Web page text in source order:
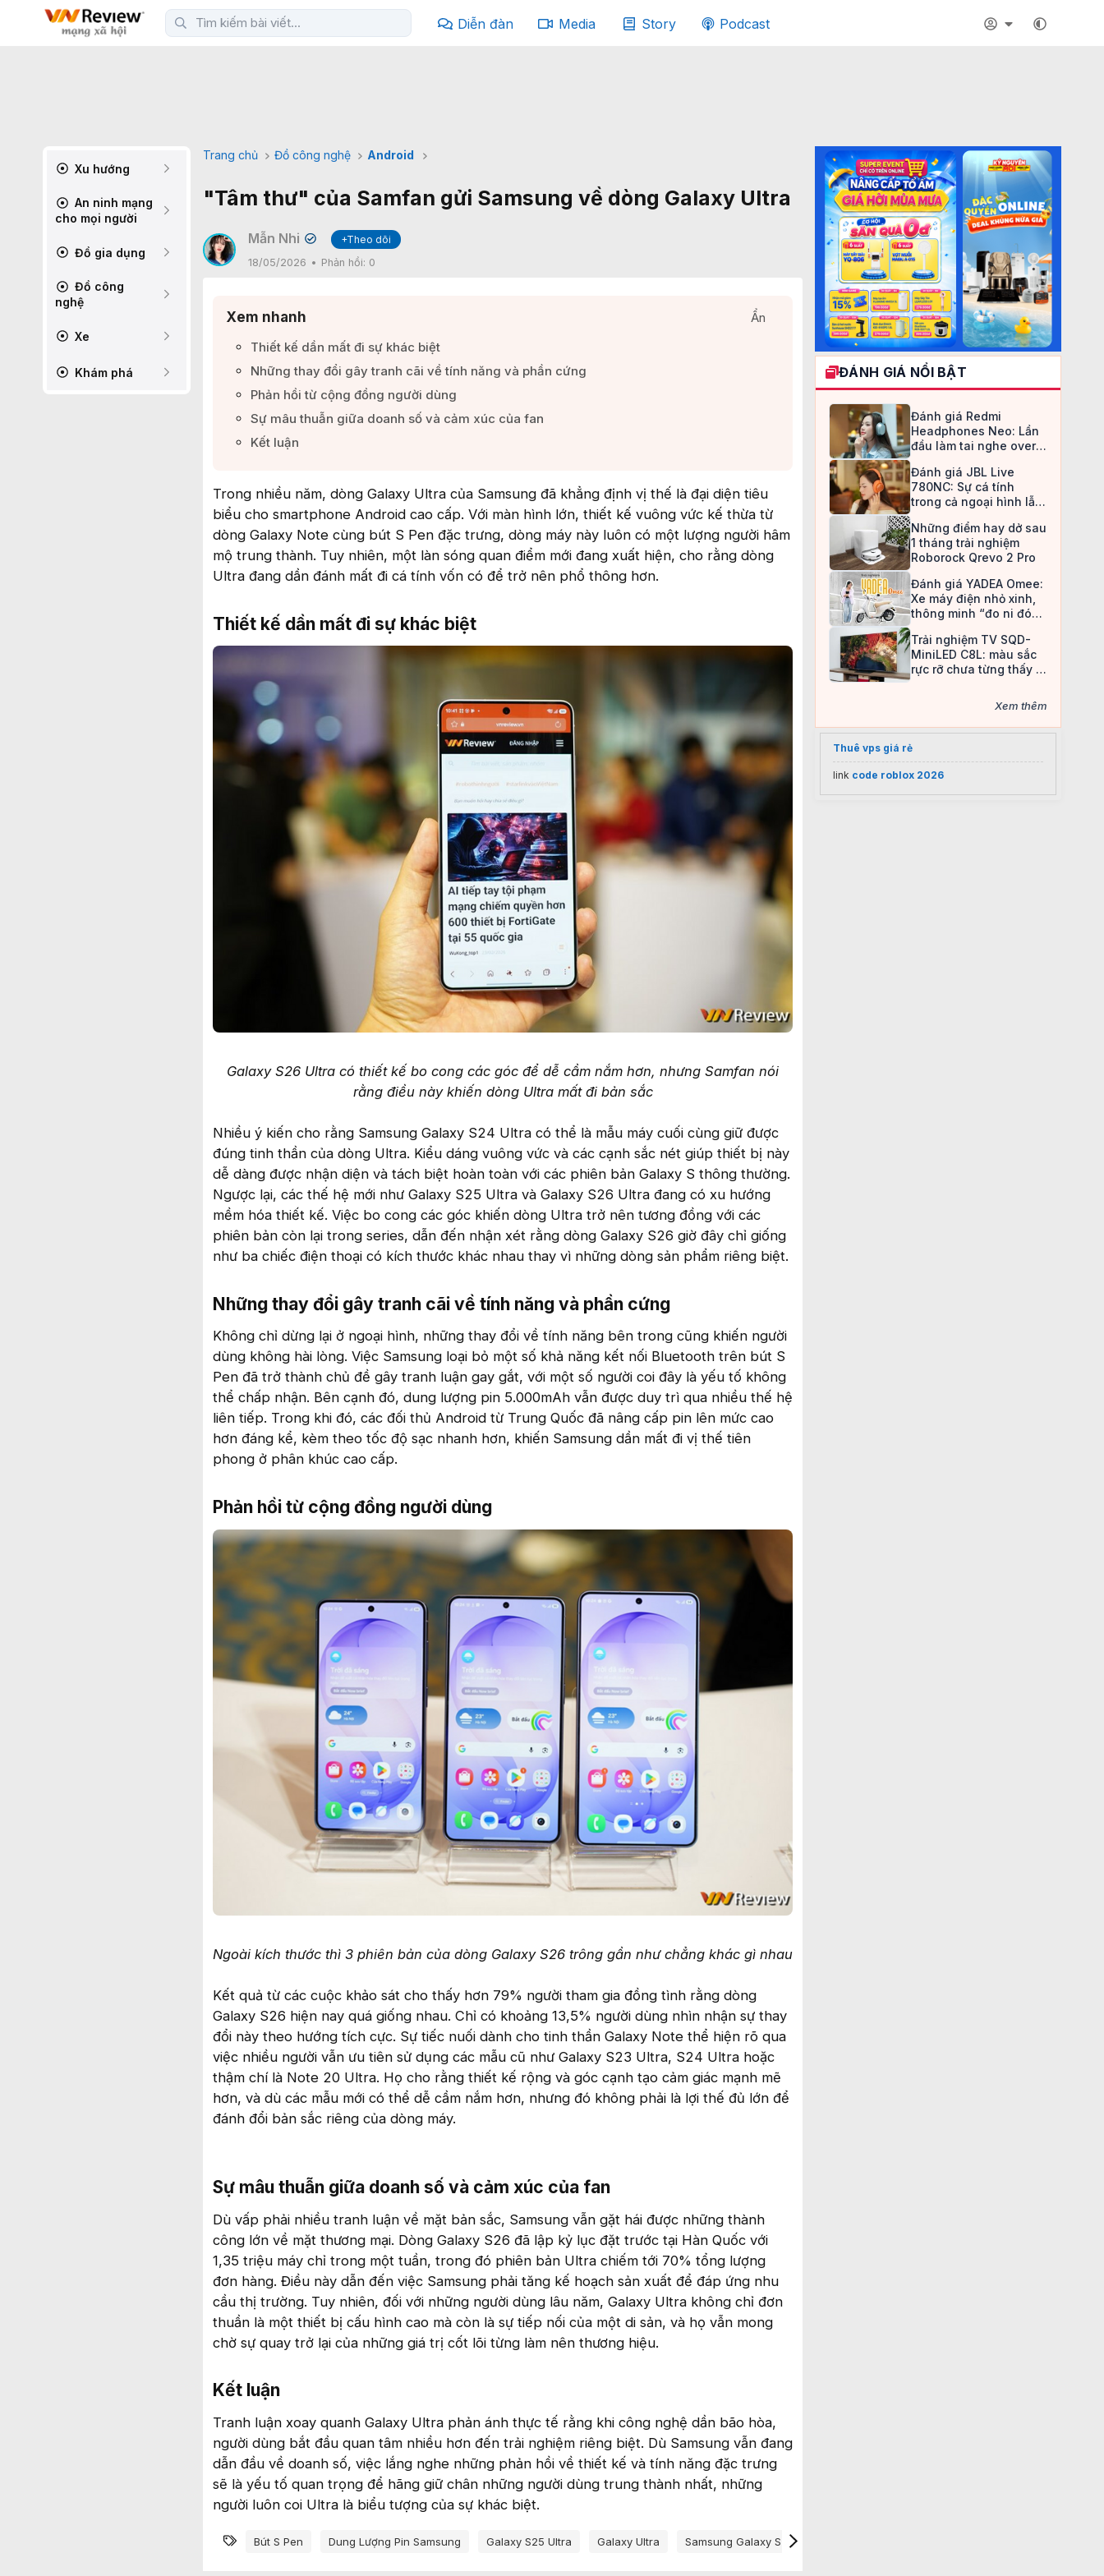
Diễn đàn Media Story Podcast
Xu hướng
An ninh mạng
cho mọi người
Đồ gia dụng
Đồ công
nghệ
Xe
Khám phá
Trang chủ Đồ công nghệ Android
"Tâm thư" của Samfan gửi Samsung về dòng Galaxy Ultra
Mẫn Nhi ✔
+Theo dõi
18/05/2026
Phản hồi: 0
Xem nhanh
Ẩn
Thiết kế dần mất đi sự khác biệt​
Những thay đổi gây tranh cãi về tính năng và phần cứng​
Phản hồi từ cộng đồng người dùng​
Sự mâu thuẫn giữa doanh số và cảm xúc của fan​
Kết luận​
Trong nhiều năm, dòng Galaxy Ultra của Samsung đã khẳng định vị thế là đại diện tiêu
biểu cho smartphone Android cao cấp. Với màn hình lớn, thiết kế vuông vức kế thừa từ
dòng Galaxy Note cùng bút S Pen đặc trưng, dòng máy này luôn có một lượng người hâm
mộ trung thành. Tuy nhiên, một làn sóng quan điểm mới đang xuất hiện, cho rằng dòng
Ultra đang dần đánh mất đi cá tính vốn có để trở nên phổ thông hơn.
Thiết kế dần mất đi sự khác biệt​
Galaxy S26 Ultra có thiết kế bo cong các góc để dễ cầm nắm hơn, nhưng Samfan nói
rằng điều này khiến dòng Ultra mất đi bản sắc
Nhiều ý kiến cho rằng Samsung Galaxy S24 Ultra có thể là mẫu máy cuối cùng giữ được
đúng tinh thần của dòng Ultra. Kiểu dáng vuông vức và các cạnh sắc nét giúp thiết bị này
dễ dàng được nhận diện và tách biệt hoàn toàn với các phiên bản Galaxy S thông thường.
Ngược lại, các thế hệ mới như Galaxy S25 Ultra và Galaxy S26 Ultra đang có xu hướng
mềm hóa thiết kế. Việc bo cong các góc khiến dòng Ultra trở nên tương đồng với các
phiên bản còn lại trong series, dẫn đến nhận xét rằng dòng Galaxy S26 giờ đây chỉ giống
như ba chiếc điện thoại có kích thước khác nhau thay vì những dòng sản phẩm riêng biệt.
Những thay đổi gây tranh cãi về tính năng và phần cứng​
Không chỉ dừng lại ở ngoại hình, những thay đổi về tính năng bên trong cũng khiến người
dùng không hài lòng. Việc Samsung loại bỏ một số khả năng kết nối Bluetooth trên bút S
Pen đã trở thành chủ đề gây tranh luận gay gắt, với một số người coi đây là yếu tố không
thể chấp nhận. Bên cạnh đó, dung lượng pin 5.000mAh vẫn được duy trì qua nhiều thế hệ
liên tiếp. Trong khi đó, các đối thủ Android từ Trung Quốc đã nâng cấp pin lên mức cao
hơn đáng kể, kèm theo tốc độ sạc nhanh hơn, khiến Samsung dần mất đi vị thế tiên
phong ở phân khúc cao cấp.
Phản hồi từ cộng đồng người dùng​
Ngoài kích thước thì 3 phiên bản của dòng Galaxy S26 trông gần như chẳng khác gì nhau
Kết quả từ các cuộc khảo sát cho thấy hơn 79% người tham gia đồng tình rằng dòng
Galaxy S26 hiện nay quá giống nhau. Chỉ có khoảng 13,5% người dùng nhìn nhận sự thay
đổi này theo hướng tích cực. Sự tiếc nuối dành cho tinh thần Galaxy Note thể hiện rõ qua
việc nhiều người vẫn ưu tiên sử dụng các mẫu cũ như Galaxy S23 Ultra, S24 Ultra hoặc
thậm chí là Note 20 Ultra. Họ cho rằng thiết kế rộng và góc cạnh tạo cảm giác mạnh mẽ
hơn, và dù các mẫu mới có thể dễ cầm nắm hơn, nhưng đó không phải là lợi thế đủ lớn để
đánh đổi bản sắc riêng của dòng máy.
Sự mâu thuẫn giữa doanh số và cảm xúc của fan​
Dù vấp phải nhiều tranh luận về mặt bản sắc, Samsung vẫn gặt hái được những thành
công lớn về mặt thương mại. Dòng Galaxy S26 đã lập kỷ lục đặt trước tại Hàn Quốc với
1,35 triệu máy chỉ trong một tuần, trong đó phiên bản Ultra chiếm tới 70% tổng lượng
đơn hàng. Điều này dẫn đến việc Samsung phải tăng kế hoạch sản xuất để đáp ứng nhu
cầu thị trường. Tuy nhiên, đối với những người dùng lâu năm, Galaxy Ultra không chỉ đơn
thuần là một thiết bị cấu hình cao mà còn là sự tiếp nối của một di sản, và họ vẫn mong
chờ sự quay trở lại của những giá trị cốt lõi từng làm nên thương hiệu.
Kết luận​
Tranh luận xoay quanh Galaxy Ultra phản ánh thực tế rằng khi công nghệ dần bão hòa,
người dùng bắt đầu quan tâm nhiều hơn đến trải nghiệm riêng biệt. Dù Samsung vẫn đang
dẫn đầu về doanh số, việc lắng nghe những phản hồi về thiết kế và tính năng đặc trưng
sẽ là yếu tố quan trọng để hãng giữ chân những người dùng trung thành nhất, những
người luôn coi Ultra là biểu tượng của sự khác biệt.
Từ khóa
Bút S Pen Dung Lượng Pin Samsung Galaxy S25 Ultra Galaxy Ultra Samsung Galaxy S26 Ultra
ĐÁNH GIÁ NỔI BẬT
Đánh giá Redmi
Headphones Neo: Lần
đầu làm tai nghe over-
an toàn
Đánh giá JBL Live
780NC: Sự cá tính
trong cả ngoại hình lẫn
Những điểm hay dở sau
1 tháng trải nghiệm
Roborock Qrevo 2 Pro
Đánh giá YADEA Omee:
Xe máy điện nhỏ xinh,
thông minh “đo ni đóng
Trải nghiệm TV SQD-
MiniLED C8L: màu sắc
rực rỡ chưa từng thấy ở
Xem thêm
Thuê vps giá rẻ
link code roblox 2026